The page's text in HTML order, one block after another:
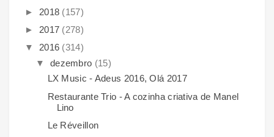
► 2018 (157)
► 2017 (278)
▼ 2016 (314)
▼ dezembro (15)
LX Music - Adeus 2016, Olá 2017
Restaurante Trio - A cozinha criativa de Manel
Lino
Le Réveillon